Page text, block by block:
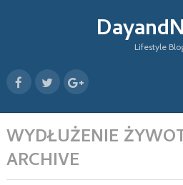
Lifestyle
WYDŁUŻENIE
ARCHIVE